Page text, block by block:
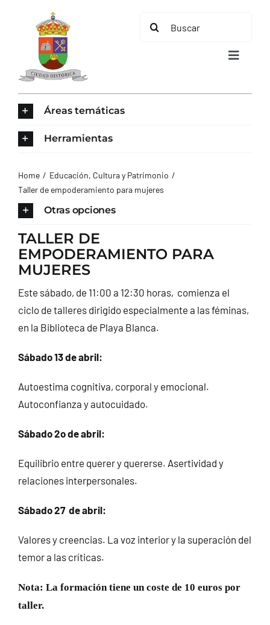
contenido
Buscar:
Toggle
AYUNTAMIENTO
TURISMO
CONTACTO
Áreas temáticas
Herramientas
Home
Educación, Cultura y Patrimonio
Taller de empoderamiento para mujeres
Otras opciones
TALLER DE
EMPODERAMIENTO PARA
MUJERES
Este sábado, de 11:00 a 12:30 horas, comienza el
ciclo de talleres dirigido especialmente a las féminas,
en la Biblioteca de Playa Blanca.
Sábado 13 de abril:
Autoestima cognitiva, corporal y emocional.
Autoconfianza y autocuidado.
Sábado 2o de abril:
Equilibrio entre querer y quererse. Asertividad y
relaciones interpersonales.
Sábado 27 de abril:
Valores y creencias. La voz interior y la superación del
temor a las críticas.
Nota: La formación tiene un coste de 10 euros por
taller.